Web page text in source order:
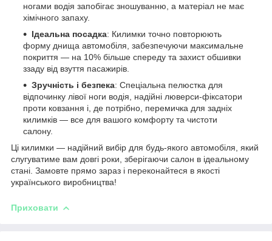
ногами водія запобігає зношуванню, а матеріал не має
хімічного запаху.
Ідеальна посадка: Килимки точно повторюють
форму днища автомобіля, забезпечуючи максимальне
покриття — на 10% більше спереду та захист обшивки
ззаду від взуття пасажирів.
Зручність і безпека: Спеціальна пелюстка для
відпочинку лівої ноги водія, надійні люверси-фіксатори
проти ковзання і, де потрібно, перемичка для задніх
килимків — все для вашого комфорту та чистоти
салону.
Ці килимки — надійний вибір для будь-якого автомобіля, який
слугуватиме вам довгі роки, зберігаючи салон в ідеальному
стані. Замовте прямо зараз і переконайтеся в якості
українського виробництва!
Приховати